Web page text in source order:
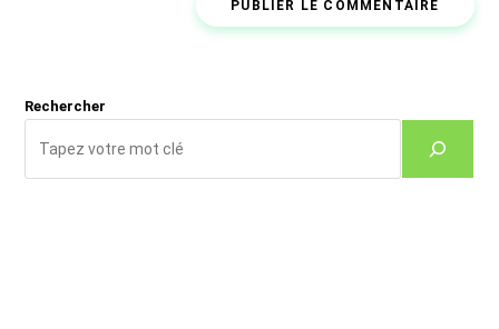
Rechercher